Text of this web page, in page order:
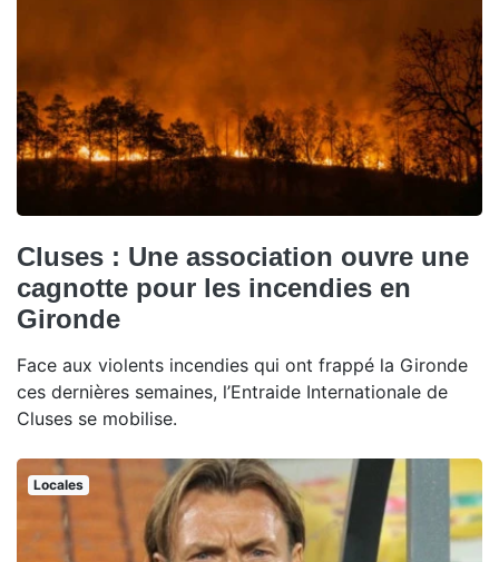
Cluses : Une association ouvre une
cagnotte pour les incendies en
Gironde
Face aux violents incendies qui ont frappé la Gironde
ces dernières semaines, l’Entraide Internationale de
Cluses se mobilise.
Locales